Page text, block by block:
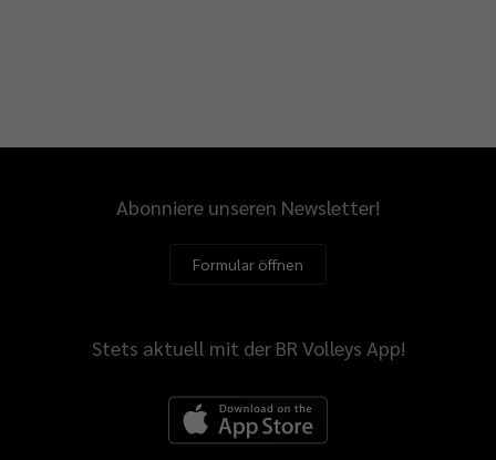
Abonniere unseren Newsletter!
Formular öffnen
Stets aktuell mit der BR Volleys App!